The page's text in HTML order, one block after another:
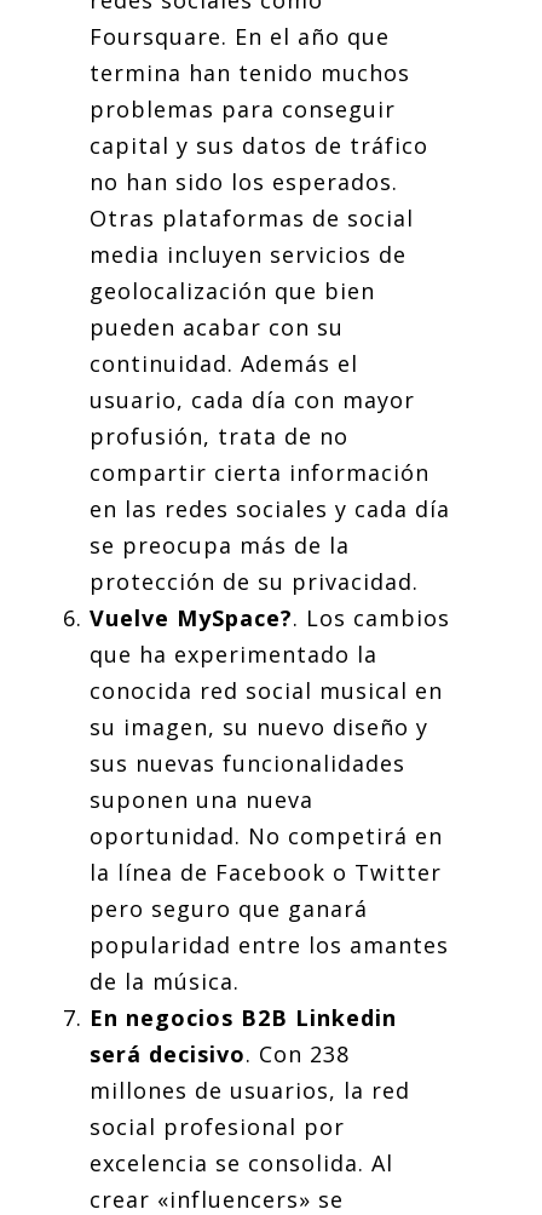
Foursquare. En el año que
termina han tenido muchos
problemas para conseguir
capital y sus datos de tráfico
no han sido los esperados.
Otras plataformas de social
media incluyen servicios de
geolocalización que bien
pueden acabar con su
continuidad. Además el
usuario, cada día con mayor
profusión, trata de no
compartir cierta información
en las redes sociales y cada día
se preocupa más de la
protección de su privacidad.
Vuelve MySpace?. Los cambios
que ha experimentado la
conocida red social musical en
su imagen, su nuevo diseño y
sus nuevas funcionalidades
suponen una nueva
oportunidad. No competirá en
la línea de Facebook o Twitter
pero seguro que ganará
popularidad entre los amantes
de la música.
En negocios B2B Linkedin
será decisivo. Con 238
millones de usuarios, la red
social profesional por
excelencia se consolida. Al
crear «influencers» se